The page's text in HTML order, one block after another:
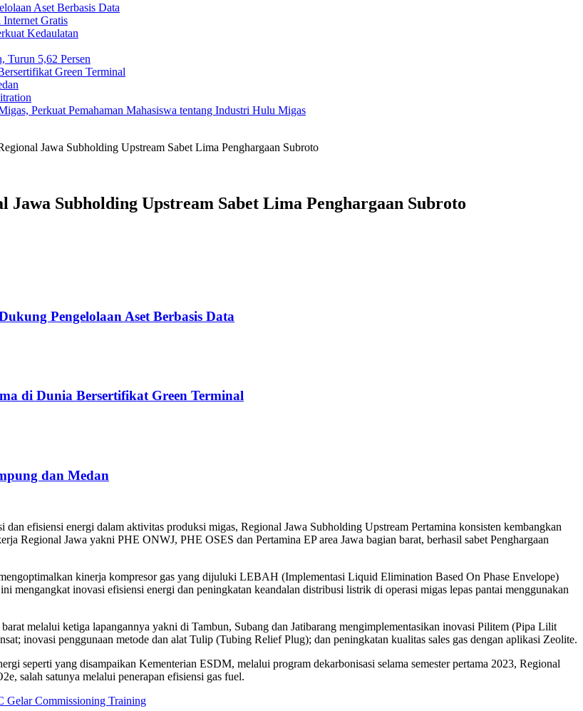
Aset Berbasis Data
Gratis
Kedaulatan
Turun 5,62 Persen
Green Terminal
Perkuat Pemahaman Mahasiswa tentang Industri Hulu Migas
Jawa Subholding Upstream Sabet Lima Penghargaan Subroto
Subholding Upstream Sabet Lima Penghargaan Subroto
Pengelolaan Aset Berbasis Data
di Dunia Bersertifikat Green Terminal
dan Medan
efisiensi energi dalam aktivitas produksi migas, Regional Jawa Subholding Upstream Pertamina konsisten kembangkan
Regional Jawa yakni PHE ONWJ, PHE OSES dan Pertamina EP area Jawa bagian barat, berhasil sabet Penghargaan
kinerja kompresor gas yang dijuluki LEBAH (Implementasi Liquid Elimination Based On Phase Envelope)
inovasi efisiensi energi dan peningkatan keandalan distribusi listrik di operasi migas lepas pantai menggunakan
melalui ketiga lapangannya yakni di Tambun, Subang dan Jatibarang mengimplementasikan inovasi Pilitem (Pipa Lilit
inovasi penggunaan metode dan alat Tulip (Tubing Relief Plug); dan peningkatan kualitas sales gas dengan aplikasi Zeolite.
seperti yang disampaikan Kementerian ESDM, melalui program dekarbonisasi selama semester pertama 2023, Regional
salah satunya melalui penerapan efisiensi gas fuel.
Gelar Commissioning Training